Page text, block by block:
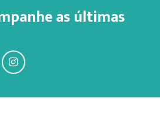
as últimas